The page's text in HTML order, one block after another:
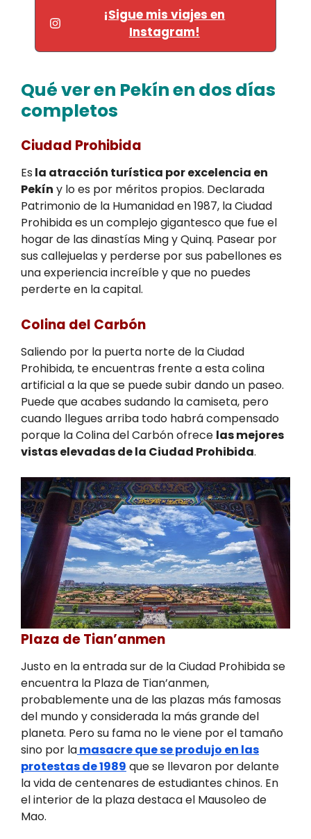
¡Sigue mis viajes en
Instagram!
Qué ver en Pekín en dos días
completos
Ciudad Prohibida
Es la atracción turística por excelencia en
Pekín y lo es por méritos propios. Declarada
Patrimonio de la Humanidad en 1987, la Ciudad
Prohibida es un complejo gigantesco que fue el
hogar de las dinastías Ming y Quinq. Pasear por
sus callejuelas y perderse por sus pabellones es
una experiencia increíble y que no puedes
perderte en la capital.
Colina del Carbón
Saliendo por la puerta norte de la Ciudad
Prohibida, te encuentras frente a esta colina
artificial a la que se puede subir dando un paseo.
Puede que acabes sudando la camiseta, pero
cuando llegues arriba todo habrá compensado
porque la Colina del Carbón ofrece las mejores
vistas elevadas de la Ciudad Prohibida.
Plaza de Tian’anmen
Justo en la entrada sur de la Ciudad Prohibida se
encuentra la Plaza de Tian’anmen,
probablemente una de las plazas más famosas
del mundo y considerada la más grande del
planeta. Pero su fama no le viene por el tamaño
sino por lamasacre que se produjo en las
protestas de 1989 que se llevaron por delante
la vida de centenares de estudiantes chinos. En
el interior de la plaza destaca el Mausoleo de
Mao.